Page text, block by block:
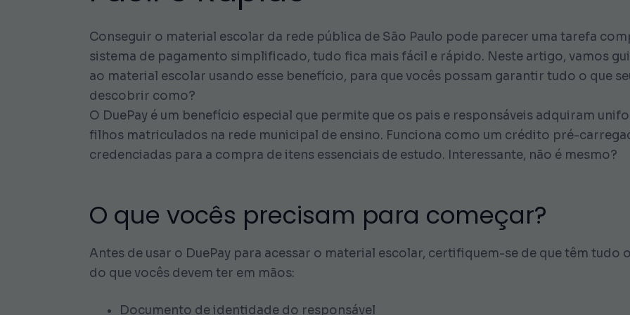
Conseguir o material escolar da rede pública de São Paulo pode parecer uma tarefa
sistema de pagamento simplificado, tudo fica mais fácil e rápido. Neste artigo, vamos
ao material escolar usando esse benefício, para que vocês possam garantir tudo o que
descobrir como?
O DuePay é um benefício especial que permite que os pais e responsáveis adquiram
filhos matriculados na rede municipal de ensino. Funciona como um crédito pré-
credenciadas para a compra de itens essenciais de estudo. Interessante, não é mesmo?
O que vocês precisam para começar?
Antes de usar o DuePay para acessar o material escolar, certifiquem-se de que têm tudo
do que vocês devem ter em mãos:
Documento de identidade do responsável